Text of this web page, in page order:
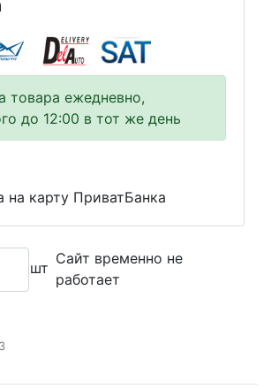
товара ежедневно,
до 12:00 в тот же день
на карту ПриватБанка
шт
Сайт временно не
работает